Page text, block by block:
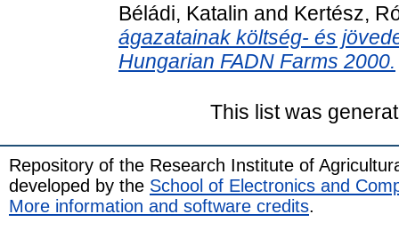
Béládi, Katalin and Kertész,
ágazatainak költség- és
Hungarian FADN Farms 2000.
This list was
Repository of the Research Institute of
developed by the School of Electronics and
More information and software credits.